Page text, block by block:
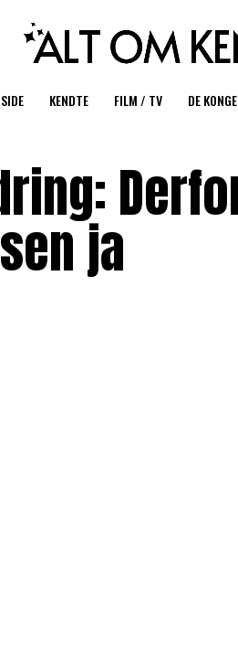
KENDTE FILM / TV DE
ja